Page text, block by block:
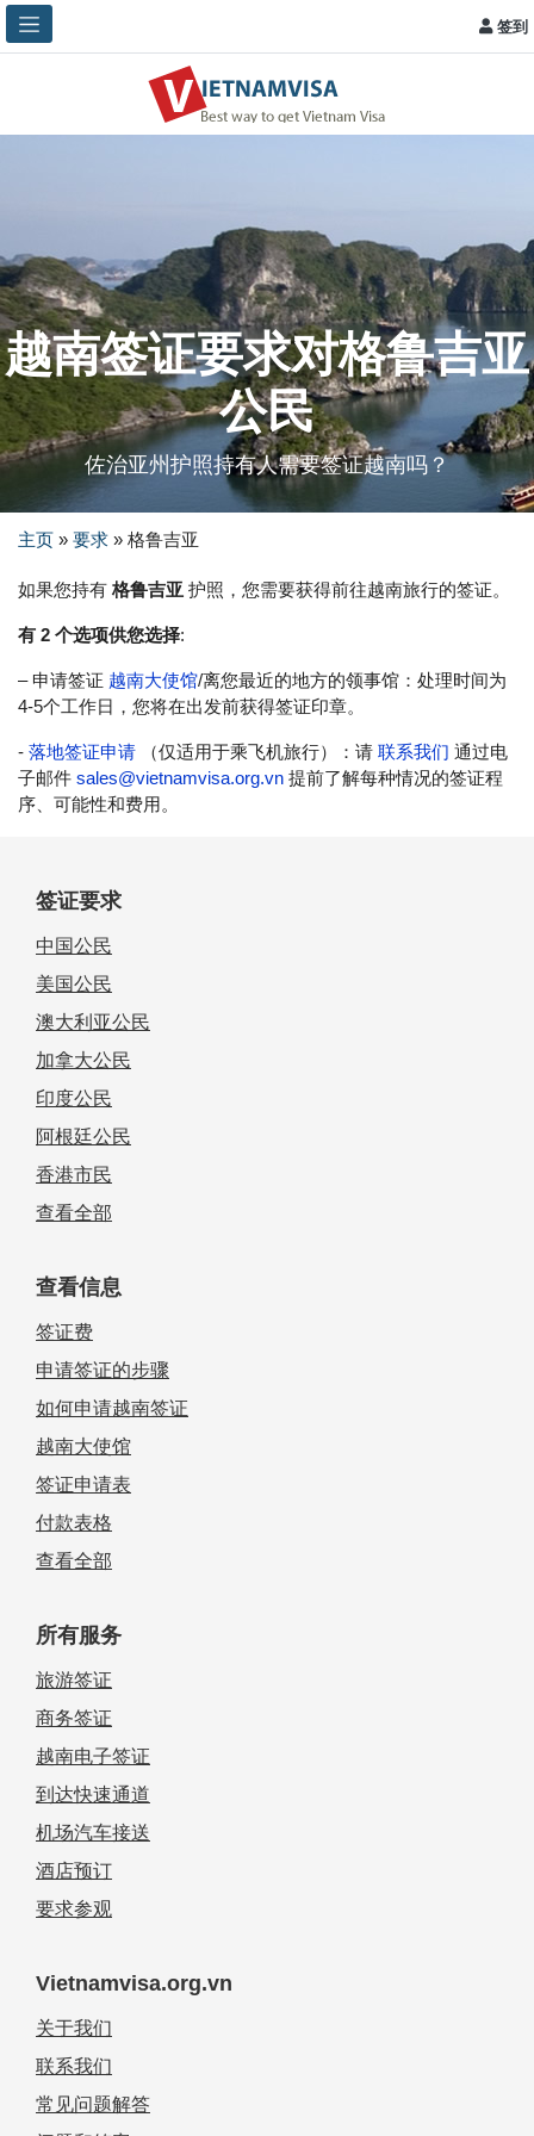
签到
越南签证要求对格鲁吉亚
公民
佐治亚州护照持有人需要签证越南吗？
主页 » 要求 » 格鲁吉亚
如果您持有 格鲁吉亚 护照，您需要获得前往越南旅行的签证。
有 2 个选项供您选择:
– 申请签证 越南大使馆/离您最近的地方的领事馆：处理时间为
4-5个工作日，您将在出发前获得签证印章。
- 落地签证申请 （仅适用于乘飞机旅行）：请 联系我们 通过电
子邮件 sales@vietnamvisa.org.vn 提前了解每种情况的签证程
序、可能性和费用。
签证要求
中国公民
美国公民
澳大利亚公民
加拿大公民
印度公民
阿根廷公民
香港市民
查看全部
查看信息
签证费
申请签证的步骤
如何申请越南签证
越南大使馆
签证申请表
付款表格
查看全部
所有服务
旅游签证
商务签证
越南电子签证
到达快速通道
机场汽车接送
酒店预订
要求参观
Vietnamvisa.org.vn
关于我们
联系我们
常见问题解答